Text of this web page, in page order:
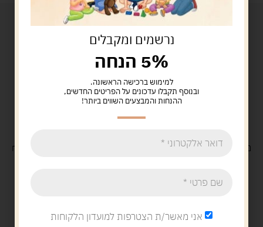
משלוח חינםבקנייה מעל 329 ש"ח
נרשמים ומקבלים
5% הנחה
למימוש ברכישה הראשונה.
ובנוסף תקבלו עדכונים על הפריטים החדשים,
ההנחות והמבצעים השווים ביותר!
אני מאשר/ת הצטרפות למועדון הלקוחות